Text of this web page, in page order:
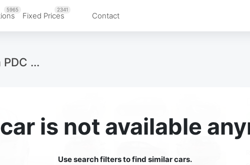
5965
Fixed Prices
2341
Contact
...
is not available
Use search filters to find similar cars.